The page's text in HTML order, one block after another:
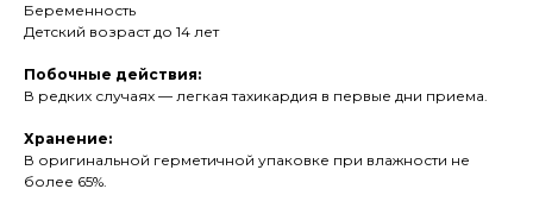
Беременность
Детский возраст до 14 лет
Побочные действия:
В редких случаях — легкая тахикардия в первые дни приема.
Хранение:
В оригинальной герметичной упаковке при влажности не
более 65%.